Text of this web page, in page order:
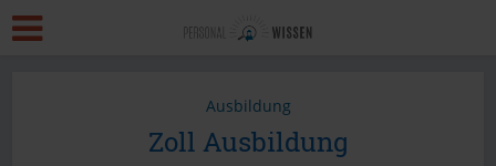
Ausbildung
Zoll Ausbildung